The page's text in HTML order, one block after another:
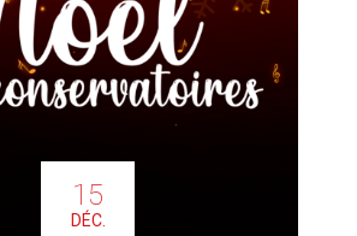
15
DÉC.